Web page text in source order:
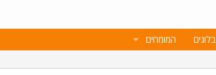
בלוגים המומחים